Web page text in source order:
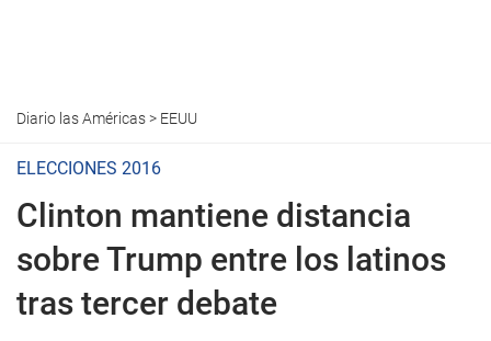
Diario las Américas> EEUU
ELECCIONES 2016
Clinton mantiene distancia
sobre Trump entre los latinos
tras tercer debate